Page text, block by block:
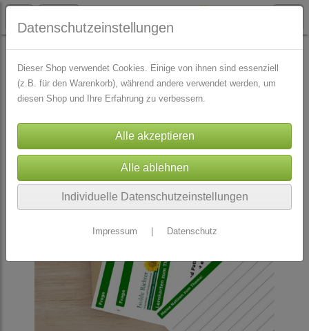
LERNKARTEN
Datenschutzeinstellungen
Dieser Shop verwendet Cookies. Einige von ihnen sind essenziell
(z.B. für den Warenkorb), während andere verwendet werden, um
diesen Shop und Ihre Erfahrung zu verbessern.
Individuelle Datenschutzeinstellungen
Impressum Datenschutz